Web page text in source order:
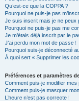
Qu’est-ce que la COPPA ?
Pourquoi ne puis-je pas
Je suis inscrit mais je ne peux
Pourquoi ne puis-je pas me
Je m’étais déjà inscrit par le
J’ai perdu mon mot de passe !
Pourquoi suis-je déconnecté
À quoi sert « Supprimer les
Préférences et paramètres
Comment puis-je modifier mes
Comment puis-je masquer
L’heure n’est pas correcte !